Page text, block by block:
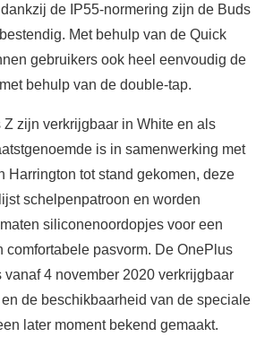
de IP55-normering zijn de Buds
Met behulp van de Quick
gebruikers ook heel eenvoudig de
behulp van de double-tap.
Z zijn verkrijgbaar in White en als
is in samenwerking met
Harrington tot stand gekomen, deze
schelpenpatroon en worden
siliconenoordopjes voor een
comfortabele pasvorm. De OnePlus
vanaf 4 november 2020 verkrijgbaar
de beschikbaarheid van de speciale
later moment bekend gemaakt.